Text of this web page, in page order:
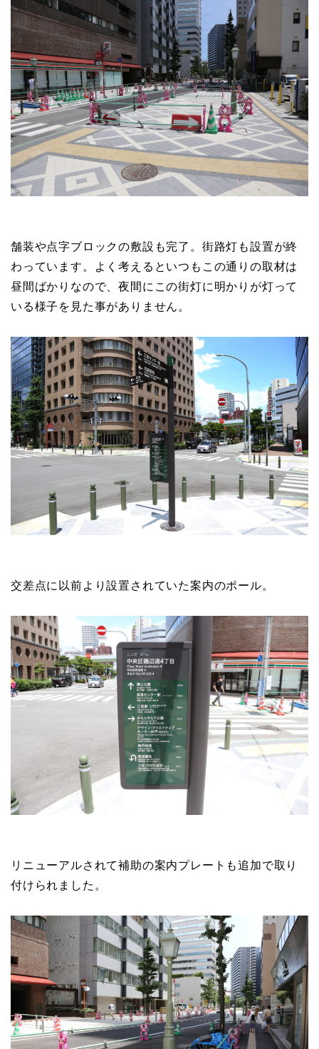
舗装や点字ブロックの敷設も完了。街路灯も設置が終
わっています。よく考えるといつもこの通りの取材は
昼間ばかりなので、夜間にこの街灯に明かりが灯って
いる様子を見た事がありません。
交差点に以前より設置されていた案内のポール。
リニューアルされて補助の案内プレートも追加で取り
付けられました。